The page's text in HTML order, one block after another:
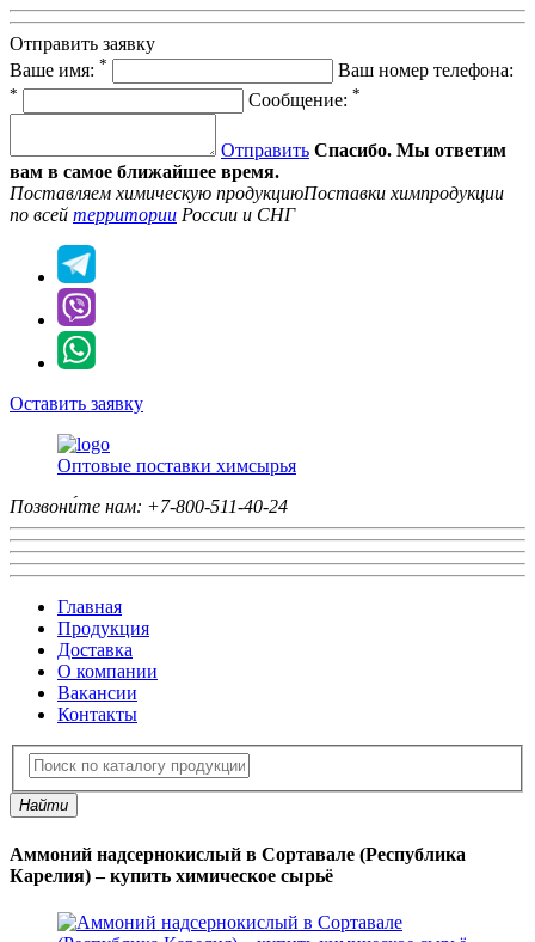
Отправить заявку
Ваше имя: * Ваш номер телефона:
* Сообщение: *
Отправить Спасибо. Мы ответим
вам в самое ближайшее время.
Поставляем химическую продукциюПоставки химпродукции
по всей территории России и СНГ
Оставить заявку
Оптовые поставки химсырья
Позвони́те нам: +7-800-511-40-24
Главная
Продукция
Доставка
О компании
Вакансии
Контакты
Найти
Аммоний надсернокислый в Сортавале (Республика
Карелия) – купить химическое сырьё